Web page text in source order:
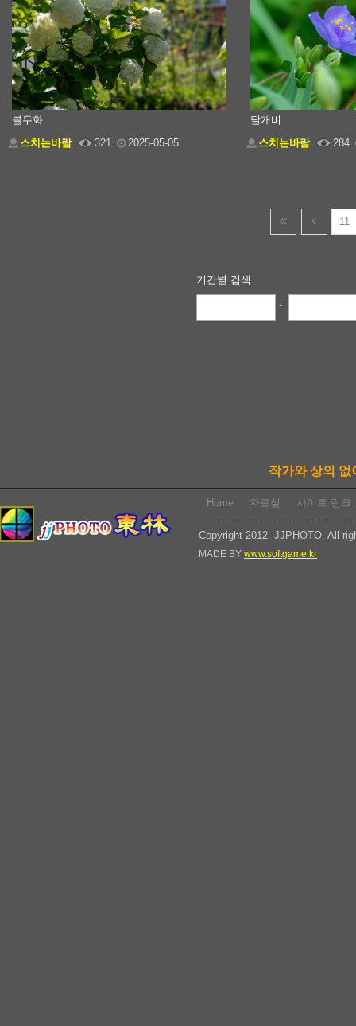
불두화
스치는바람
321 2025-05-05
달개비
스치는바람
284
11
기간별 검색
~
작가와 상의 없
Home 자료실 사이트 링크
Copyright 2012. JJPHOTO. All
MADE BY www.softgame.kr